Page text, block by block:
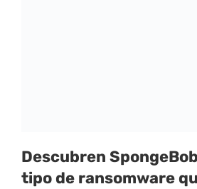
Descubren
tipo de ransomware